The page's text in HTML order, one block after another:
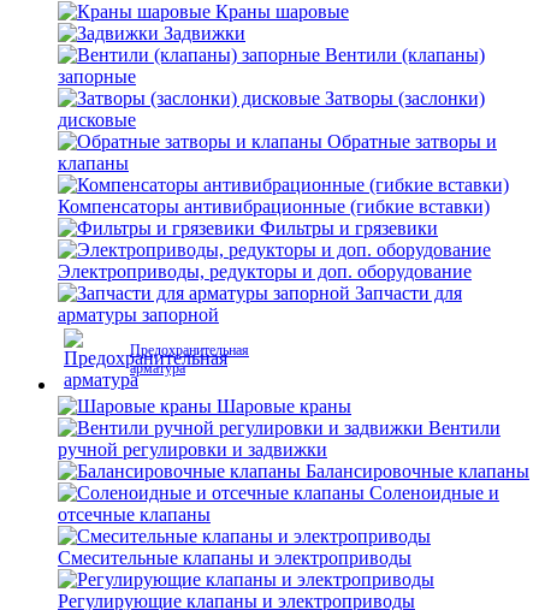
Краны шаровые
Задвижки
Вентили (клапаны)
запорные
Затворы (заслонки)
дисковые
Обратные затворы и
клапаны
Компенсаторы антивибрационные (гибкие вставки)
Фильтры и грязевики
Электроприводы, редукторы и доп. оборудование
Запчасти для
арматуры запорной
Предохранительная
арматура
Шаровые краны
Вентили
ручной регулировки и задвижки
Балансировочные клапаны
Соленоидные и
отсечные клапаны
Смесительные клапаны и электроприводы
Регулирующие клапаны и электроприводы